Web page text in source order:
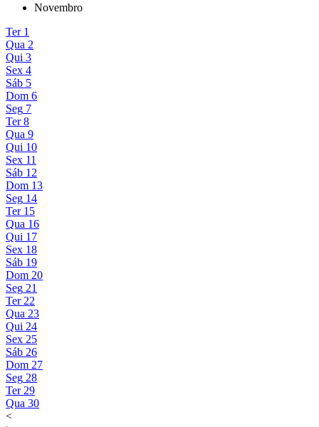
Novembro
Ter 1
Qua 2
Qui 3
Sex 4
Sáb 5
Dom 6
Seg 7
Ter 8
Qua 9
Qui 10
Sex 11
Sáb 12
Dom 13
Seg 14
Ter 15
Qua 16
Qui 17
Sex 18
Sáb 19
Dom 20
Seg 21
Ter 22
Qua 23
Qui 24
Sex 25
Sáb 26
Dom 27
Seg 28
Ter 29
Qua 30
<